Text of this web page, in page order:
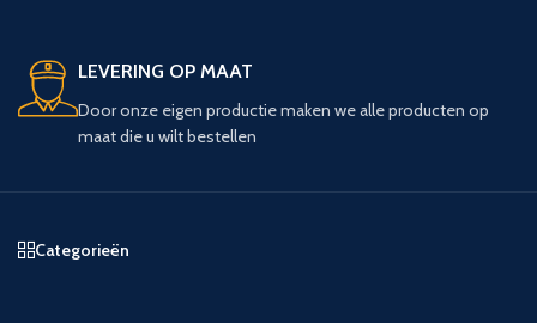
LEVERING OP MAAT
Door onze eigen productie maken we alle producten op
maat die u wilt bestellen
Categorieën